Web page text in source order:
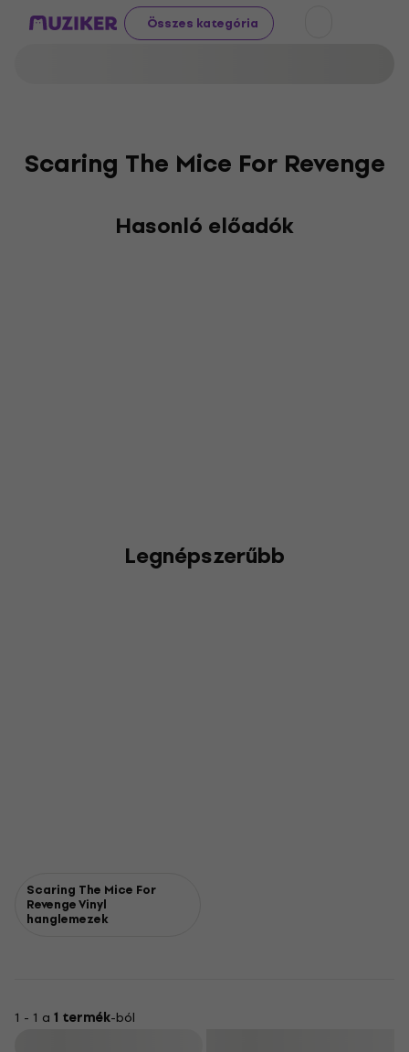
Összes kategória
Scaring The Mice For Revenge
Hasonló előadók
Legnépszerűbb
Scaring The Mice For
Revenge Vinyl
hanglemezek
1 - 1 a 1 termék-ból